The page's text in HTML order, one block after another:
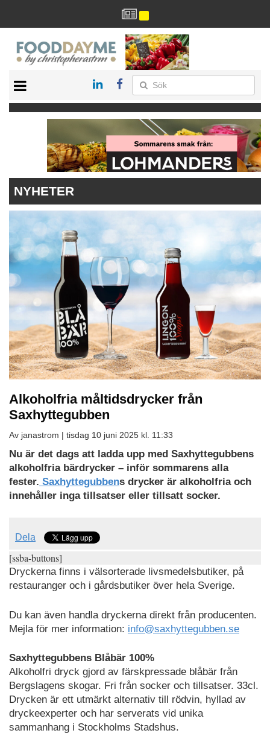
DRYCK
RECEPT
RESTAURANG
NYHETER
Alkoholfria måltidsdrycker från
Saxhyttegubben
Av janastrom | tisdag 10 juni 2025 kl. 11:33
Nu är det dags att ladda upp med Saxhyttegubbens
alkoholfria bärdrycker – inför sommarens alla
fester. Saxhyttegubbens drycker är alkoholfria och
innehåller inga tillsatser eller tillsatt socker.
Dela
[ssba-buttons]
Dryckerna finns i välsorterade livsmedelsbutiker, på
restauranger och i gårdsbutiker över hela Sverige.
Du kan även handla dryckerna direkt från producenten.
Mejla för mer information: info@saxhyttegubben.se
Saxhyttegubbens Blåbär 100%
Alkoholfri dryck gjord av färskpressade blåbär från
Bergslagens skogar. Fri från socker och tillsatser. 33cl.
Drycken är ett utmärkt alternativ till rödvin, hyllad av
dryckeexperter och har serverats vid unika
sammanhang i Stockholms Stadshus.